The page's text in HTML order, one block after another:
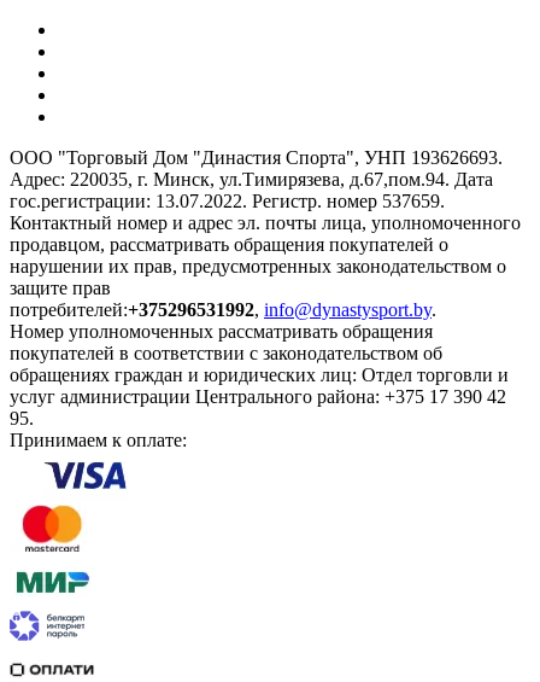
ООО "Торговый Дом "Династия Спорта", УНП 193626693.
Адрес: 220035, г. Минск, ул.Тимирязева, д.67,пом.94. Дата
гос.регистрации: 13.07.2022. Регистр. номер 537659.
Контактный номер и адрес эл. почты лица, уполномоченного
продавцом, рассматривать обращения покупателей о
нарушении их прав, предусмотренных законодательством о
защите прав
потребителей:+375296531992, info@dynastysport.by.
Номер уполномоченных рассматривать обращения
покупателей в соответствии с законодательством об
обращениях граждан и юридических лиц: Отдел торговли и
услуг администрации Центрального района: +375 17 390 42
95.
Принимаем к оплате: